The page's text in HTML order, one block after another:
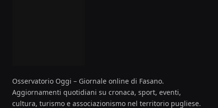
Osservatorio Oggi – Giornale online di Fasano.
Aggiornamenti quotidiani su cronaca, sport, eventi,
cultura, turismo e associazionismo nel territorio pugliese.